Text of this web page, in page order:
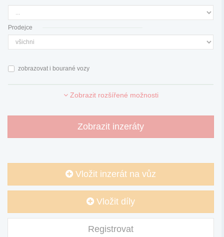
Prodejce
zobrazovat i bourané vozy
Zobrazit rozšířené možnosti
Zobrazit inzeráty
Vložit inzerát na vůz
Vložit díly
Registrovat